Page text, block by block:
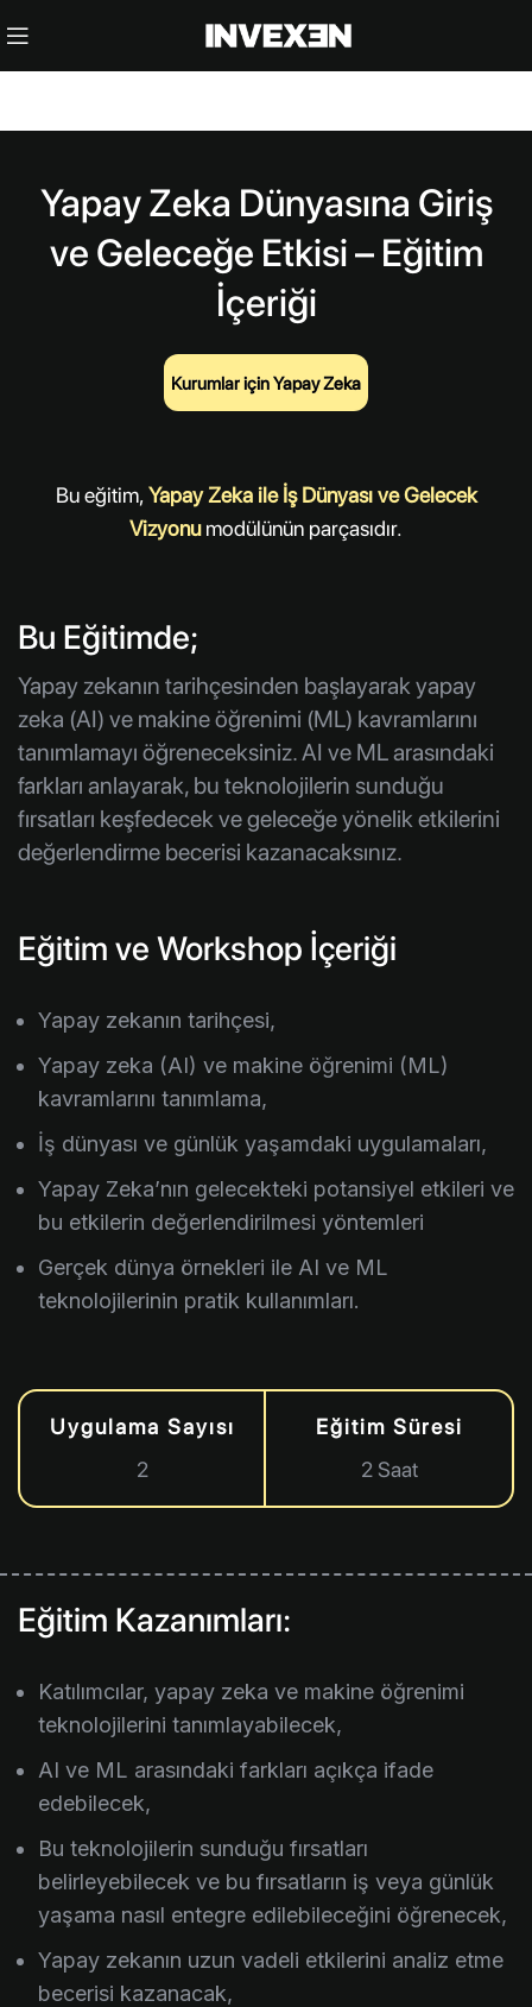
Yapay Zeka Dünyasına Giriş
ve Geleceğe Etkisi – Eğitim
İçeriği
Kurumlar için Yapay Zeka
Bu eğitim,Yapay Zeka ile İş Dünyası ve Gelecek
Vizyonumodülünün parçasıdır.
Bu Eğitimde;
Yapay zekanın tarihçesinden başlayarak yapay
zeka (AI) ve makine öğrenimi (ML) kavramlarını
tanımlamayı öğreneceksiniz. AI ve ML arasındaki
farkları anlayarak, bu teknolojilerin sunduğu
fırsatları keşfedecek ve geleceğe yönelik etkilerini
değerlendirme becerisi kazanacaksınız.
Eğitim ve Workshop İçeriği
Yapay zekanın tarihçesi,
Yapay zeka (AI) ve makine öğrenimi (ML)
kavramlarını tanımlama,
İş dünyası ve günlük yaşamdaki uygulamaları,
Yapay Zeka’nın gelecekteki potansiyel etkileri ve
bu etkilerin değerlendirilmesi yöntemleri
Gerçek dünya örnekleri ile AI ve ML
teknolojilerinin pratik kullanımları.
Uygulama Sayısı
2
Eğitim Süresi
2 Saat
Eğitim Kazanımları:
Katılımcılar, yapay zeka ve makine öğrenimi
teknolojilerini tanımlayabilecek,
AI ve ML arasındaki farkları açıkça ifade
edebilecek,
Bu teknolojilerin sunduğu fırsatları
belirleyebilecek ve bu fırsatların iş veya günlük
yaşama nasıl entegre edilebileceğini öğrenecek,
Yapay zekanın uzun vadeli etkilerini analiz etme
becerisi kazanacak,